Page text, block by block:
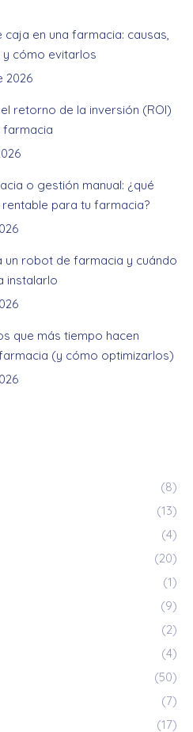
caja en una farmacia: causas,
y cómo evitarlos
2026
retorno de la inversión (ROI)
farmacia
o gestión manual: ¿qué
para tu farmacia?
un robot de farmacia y cuándo
instalarlo
que más tiempo hacen
(y cómo optimizarlos)
(8)
(13)
(4)
(20)
(1)
(9)
(2)
(4)
(50)
(7)
(17)